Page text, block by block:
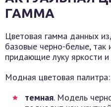
ГАММА
Цветовая гамма данных
базовые черно-белые, так
придающие луку яркости и
Модная цветовая палитра:
темная. Модель